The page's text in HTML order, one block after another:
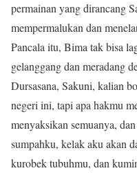
permainan yang dirancang
mempermalukan dan
Pancala itu, Bima tak bisa
gelanggang dan meradang
Dursasana, Sakuni, kalian
negeri ini, tapi apa hakmu
menyaksikan semuanya,
sumpahku, kelak aku akan
kurobek tubuhmu, dan